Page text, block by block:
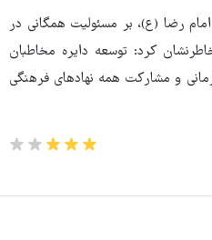
رضا (ع)، بر مسئولیت همگانی در
کرد: توسعه دایره مخاطبان
و مشارکت همه نهادهای فرهنگی